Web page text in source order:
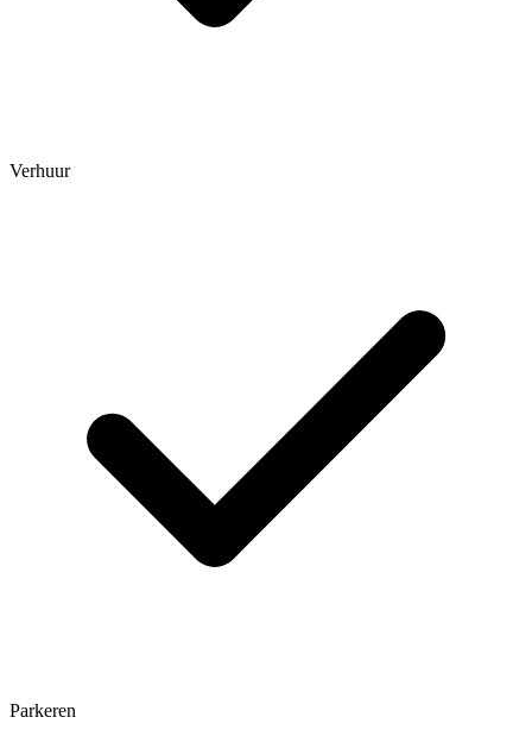
Verhuur
Parkeren